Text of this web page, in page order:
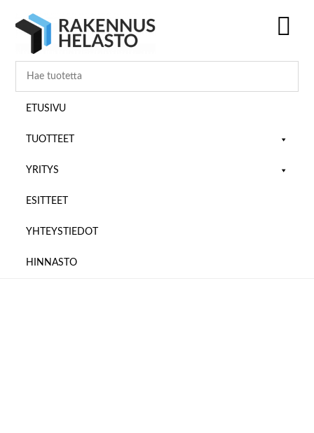
pääsisältöön
ensisijaiseen
alatunnisteeseen
ETUSIVU
TUOTTEET
YRITYS
ESITTEET
YHTEYSTIEDOT
HINNASTO